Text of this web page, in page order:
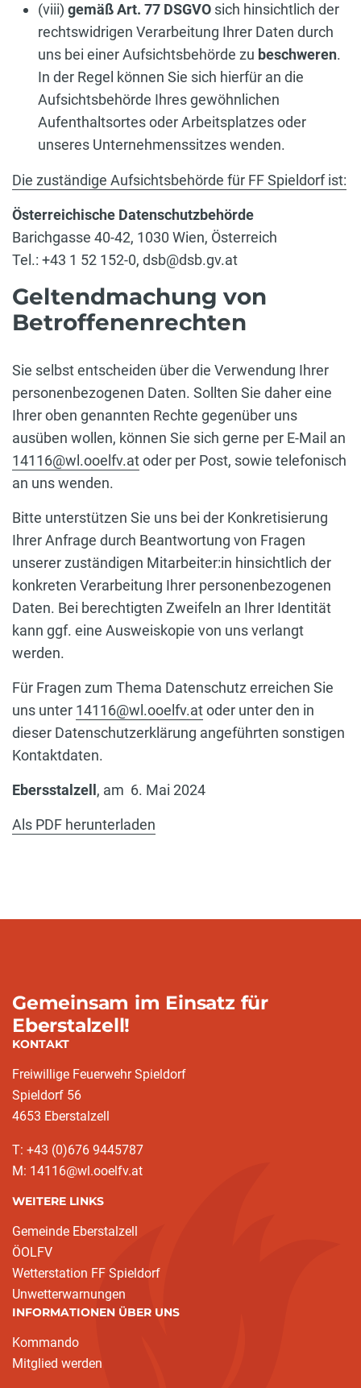
(viii) gemäß Art. 77 DSGVO sich hinsichtlich der
rechtswidrigen Verarbeitung Ihrer Daten durch
uns bei einer Aufsichtsbehörde zu beschweren.
In der Regel können Sie sich hierfür an die
Aufsichtsbehörde Ihres gewöhnlichen
Aufenthaltsortes oder Arbeitsplatzes oder
unseres Unternehmenssitzes wenden.
Die zuständige Aufsichtsbehörde für FF Spieldorf ist:
Österreichische Datenschutzbehörde
Barichgasse 40-42, 1030 Wien, Österreich
Tel.: +43 1 52 152-0, dsb@dsb.gv.at
Geltendmachung von
Betroffenenrechten
Sie selbst entscheiden über die Verwendung Ihrer
personenbezogenen Daten. Sollten Sie daher eine
Ihrer oben genannten Rechte gegenüber uns
ausüben wollen, können Sie sich gerne per E-Mail an
14116@wl.ooelfv.atoder per Post, sowie telefonisch
an uns wenden.
Bitte unterstützen Sie uns bei der Konkretisierung
Ihrer Anfrage durch Beantwortung von Fragen
unserer zuständigen Mitarbeiter:in hinsichtlich der
konkreten Verarbeitung Ihrer personenbezogenen
Daten. Bei berechtigten Zweifeln an Ihrer Identität
kann ggf. eine Ausweiskopie von uns verlangt
werden.
Für Fragen zum Thema Datenschutz erreichen Sie
uns unter 14116@wl.ooelfv.atoder unter den in
dieser Datenschutzerklärung angeführten sonstigen
Kontaktdaten.
Ebersstalzell , am 6. Mai 2024
Als PDF herunterladen
Gemeinsam im Einsatz für
Eberstalzell!
KONTAKT
Freiwillige Feuerwehr Spieldorf
Spieldorf 56
4653 Eberstalzell
T: +43 (0)676 9445787
M: 14116@wl.ooelfv.at
WEITERE LINKS
Gemeinde Eberstalzell
ÖOLFV
Wetterstation FF Spieldorf
Unwetterwarnungen
INFORMATIONEN ÜBER UNS
Kommando
Mitglied werden